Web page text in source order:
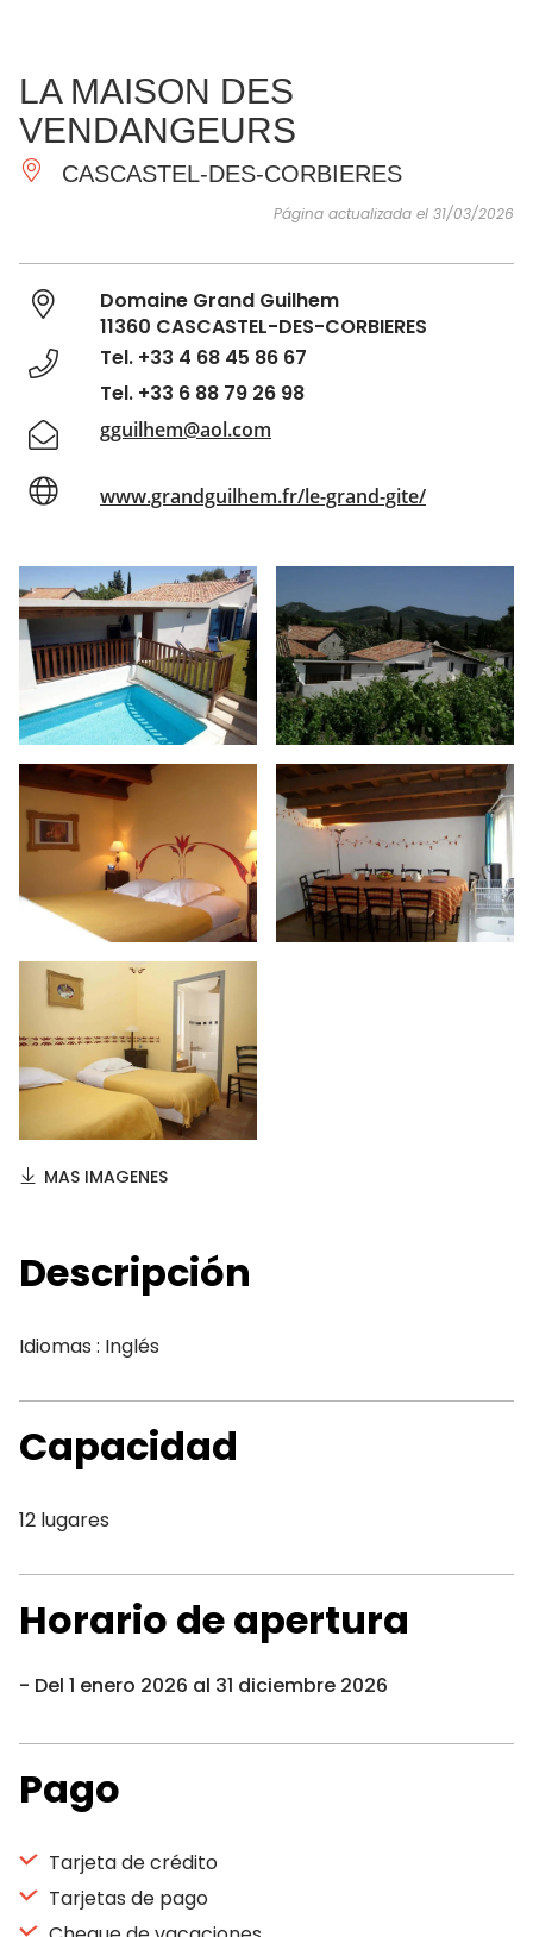
IMPRESCINDIBLES
HACER
LA MAISON DES
VENDANGEURS
CASCASTEL-DES-CORBIERES
Página actualizada el 31/03/2026
Domaine Grand Guilhem
11360 CASCASTEL-DES-CORBIERES
Tel. +33 4 68 45 86 67
Tel. +33 6 88 79 26 98
gguilhem@aol.com
www.grandguilhem.fr/le-grand-gite/
MAS IMAGENES
Descripción
Idiomas : Inglés
Capacidad
12 lugares
Horario de apertura
Del 1 enero 2026 al 31 diciembre 2026
Pago
Tarjeta de crédito
Tarjetas de pago